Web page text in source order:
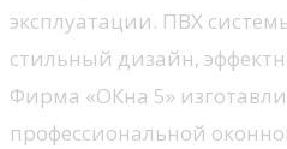
эксплуатации. ПВХ
стильный дизайн,
Фирма «ОКна 5»
профессиональной